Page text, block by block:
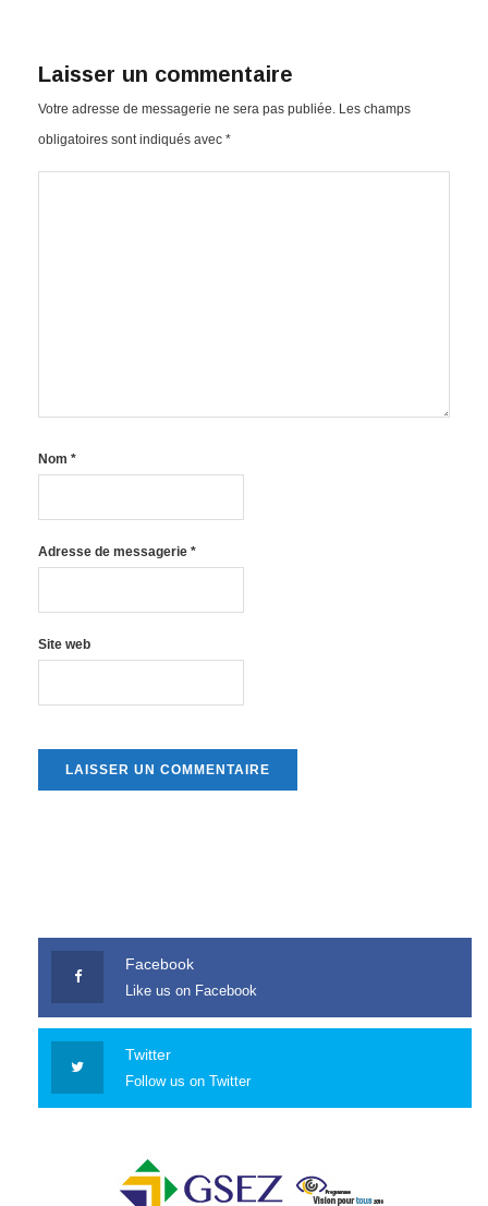
Laisser un commentaire
Votre adresse de messagerie ne sera pas publiée. Les champs
obligatoires sont indiqués avec *
Nom *
Adresse de messagerie *
Site web
Facebook
Like us on Facebook
Twitter
Follow us on Twitter